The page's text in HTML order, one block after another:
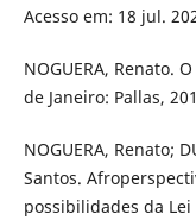
Acesso em: 18 jul.
NOGUERA, Renato.
de Janeiro: Pallas,
NOGUERA, Renato;
Santos.
possibilidades da